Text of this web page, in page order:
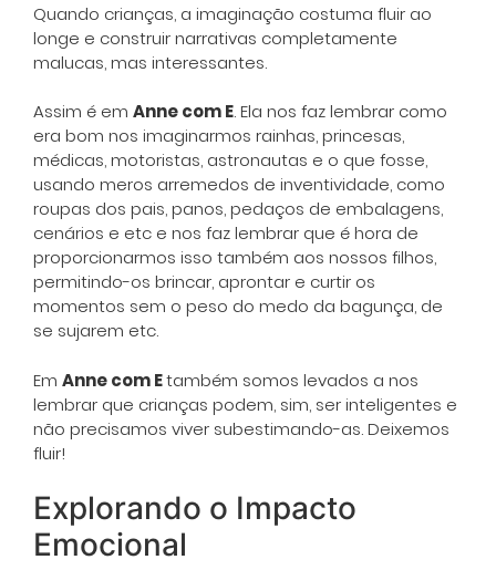
Quando crianças, a imaginação costuma fluir ao
longe e construir narrativas completamente
malucas, mas interessantes.
Assim é em Anne com E. Ela nos faz lembrar como
era bom nos imaginarmos rainhas, princesas,
médicas, motoristas, astronautas e o que fosse,
usando meros arremedos de inventividade, como
roupas dos pais, panos, pedaços de embalagens,
cenários e etc e nos faz lembrar que é hora de
proporcionarmos isso também aos nossos filhos,
permitindo-os brincar, aprontar e curtir os
momentos sem o peso do medo da bagunça, de
se sujarem etc.
Em Anne com Etambém somos levados a nos
lembrar que crianças podem, sim, ser inteligentes e
não precisamos viver subestimando-as. Deixemos
fluir!
Explorando o Impacto
Emocional